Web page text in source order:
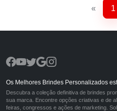
« 1
Os Melhores Brindes Personalizados
Descubra a coleção definitiva de brindes
sua marca. Encontre opções criativas e de
feiras, congressos e ações de marketing.